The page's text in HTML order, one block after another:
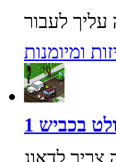
ומיומנות
בכביש 1